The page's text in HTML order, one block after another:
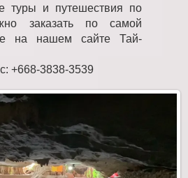
туры и путешествия по
заказать по самой
на нашем сайте Тай-
+668-3838-3539